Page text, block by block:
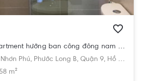
Căn hộ 9 View Apartment hướng ban công đông nam đầy đủ nội thất diện tích 58m²
Nhơn Phú, Phước Long B, Quận 9, Hồ Chí Minh
58 m²